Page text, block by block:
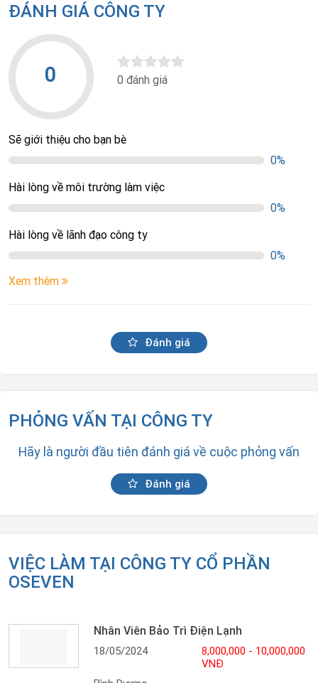
ĐÁNH GIÁ CÔNG TY
0 0 đánh giá
Sẽ giới thiệu cho bạn bè
0%
Hài lòng về môi trường làm việc
0%
Hài lòng về lãnh đạo công ty
0%
Xem thêm
Đánh giá
PHỎNG VẤN TẠI CÔNG TY
Hãy là người đầu tiên đánh giá về cuộc phỏng vấn
Đánh giá
VIỆC LÀM TẠI CÔNG TY CỔ PHẦN
OSEVEN
Nhân Viên Bảo Trì Điện Lạnh
18/05/2024
8,000,000 - 10,000,000
VNĐ